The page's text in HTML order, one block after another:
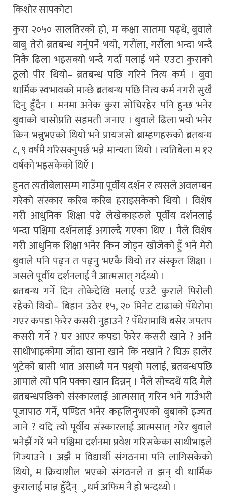
किशोर सापकोटा
कुरा २०५० सालतिरको हो, म कक्षा सातमा पढ्थे, बुवाले
बाबु तेरो ब्रतबन्ध गर्नुपर्ने भयो, गरौंला, गरौंला भन्दा भन्दै
निकै ढिला भइसक्यो भन्दै गर्दा मलाई भने एउटा कुराको
ठूलो पीर थियो– ब्रतबन्ध पछि गरिने नित्य कर्म । बुवा
धार्मिक स्वभावको मान्छे ब्रतबन्ध पछि नित्य कर्म नगरी सुखै
दिनु हुँदैन । मनमा अनेक कुरा सोचिरहेर पनि हुन्छ भनेर
बुवाको चासोप्रति सहमती जनाए । बुवाले ढिला भयो भनेर
किन भन्नुभएको थियो भने प्रायजसो ब्राम्हणहरुको ब्रतबन्ध
८, ९ वर्षमै गरिसक्नुपर्छ भन्ने मान्यता थियो । त्यतिबेला म १२
वर्षको भइसकेको थिएँ ।
हुनत त्यतीबेलासम्म गाउँमा पूर्वीय दर्शन र त्यसले अवलम्बन
गरेको संस्कार करिब करिब हराइसकेको थियो । विशेष
गरी आधुनिक शिक्षा पढे लेखेकाहरुले पूर्वीय दर्शनलाई
भन्दा पश्चिमा दर्शनलाई अगाल्दै गएका थिए । मैले विशेष
गरी आधुनिक शिक्षा भनेर किन जोड्न खोजेको हुँ भने मेरो
बुवाले पनि पढ्न त पढ्नु भएकै थियो तर संस्कृत शिक्षा ।
जसले पूर्वीय दर्शनलाई नै आत्मसात् गर्दथ्यो ।
ब्रतबन्ध गर्ने दिन तोकेदेखि मलाई एउटै कुराले पिरोली
रहेको थियो– बिहान उठेर १५, २० मिनेट टाढाको पँधेरोमा
गएर कपडा फेरेर कसरी नुहाउने ? पँधेरामाथि बसेर जपतप
कसरी गर्ने ? घर आएर कपडा फेरेर कसरी खाने ? अनि
साथीभाइकोमा जाँदा खाना खाने कि नखाने ? घिऊ हालेर
भुटेको बासी भात असाध्यै मन पथ्र्यो मलाई, ब्रतबन्धपछि
आमाले त्यो पनि पक्का खान दिन्नन् । मैले सोच्दथें यदि मैले
ब्रतबन्धपछिको संस्कारलाई आत्मसात् गरिन भने गाउँभरी
पूजापाठ गर्ने, पण्डित भनेर कहलिनुभएको बुबाको इज्यत
जाने ? यदि त्यो पूर्वीय संस्कारलाई आत्मसात् गरेर बुवाले
भनेझैं गरें भने पश्चिमा दर्शनमा प्रवेश गरिसकेका साथीभाइले
गिज्याउने । अझै म विद्यार्थी संगठनमा पनि लागिसकेको
थियो, म क्रियाशील भएको संगठनले त झन् यी धार्मिक
कुरालाई मान्न हुँँदैन््, धर्म अफिम नै हो भन्दथ्यो ।